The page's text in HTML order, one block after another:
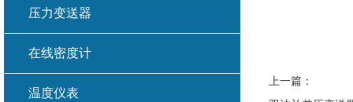
上一篇：
压力变送器
在线密度计
温度仪表